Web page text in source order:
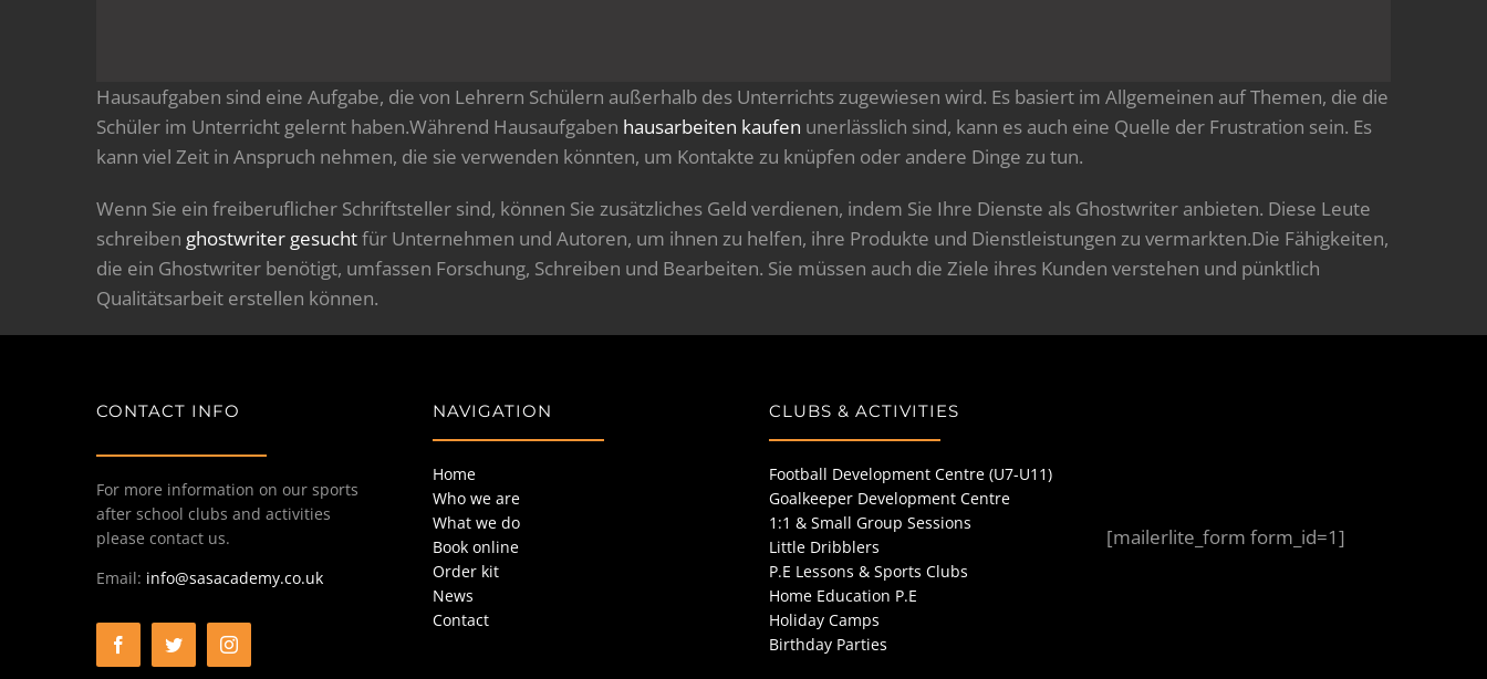
Hausaufgaben sind eine Aufgabe, die von Lehrern Schülern außerhalb des Unterrichts zugewiesen wird. Es basiert im Allgemeinen auf Themen, die die
Schüler im Unterricht gelernt haben.Während Hausaufgaben hausarbeiten kaufen unerlässlich sind, kann es auch eine Quelle der Frustration sein. Es
kann viel Zeit in Anspruch nehmen, die sie verwenden könnten, um Kontakte zu knüpfen oder andere Dinge zu tun.
Wenn Sie ein freiberuflicher Schriftsteller sind, können Sie zusätzliches Geld verdienen, indem Sie Ihre Dienste als Ghostwriter anbieten. Diese Leute
schreiben ghostwriter gesuchtfür Unternehmen und Autoren, um ihnen zu helfen, ihre Produkte und Dienstleistungen zu vermarkten.Die Fähigkeiten,
die ein Ghostwriter benötigt, umfassen Forschung, Schreiben und Bearbeiten. Sie müssen auch die Ziele ihres Kunden verstehen und pünktlich
Qualitätsarbeit erstellen können.
CONTACT INFO
For more information on our sports
after school clubs and activities
please contact us.
Email: info@sasacademy.co.uk
NAVIGATION
Home
Who we are
What we do
Book online
Order kit
News
Contact
CLUBS & ACTIVITIES
Football Development Centre (U7-U11)
Goalkeeper Development Centre
1:1 & Small Group Sessions
Little Dribblers
P.E Lessons & Sports Clubs
Home Education P.E
Holiday Camps
Birthday Parties
[mailerlite_form form_id=1]